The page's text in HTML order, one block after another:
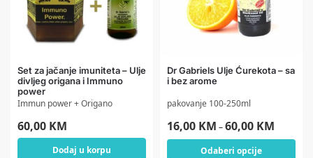
Set za jačanje imuniteta – Ulje
divljeg origana i Immuno
power
Immun power + Origano
60,00 KM
Dodaj u korpu
Dr Gabriels Ulje Ćurekota – sa
i bez arome
pakovanje 100-250ml
16,00 KM –60,00 KM
Odaberi opcije